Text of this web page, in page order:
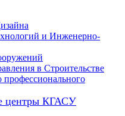
и Инженерно-
в Строительстве
центры КГАСУ